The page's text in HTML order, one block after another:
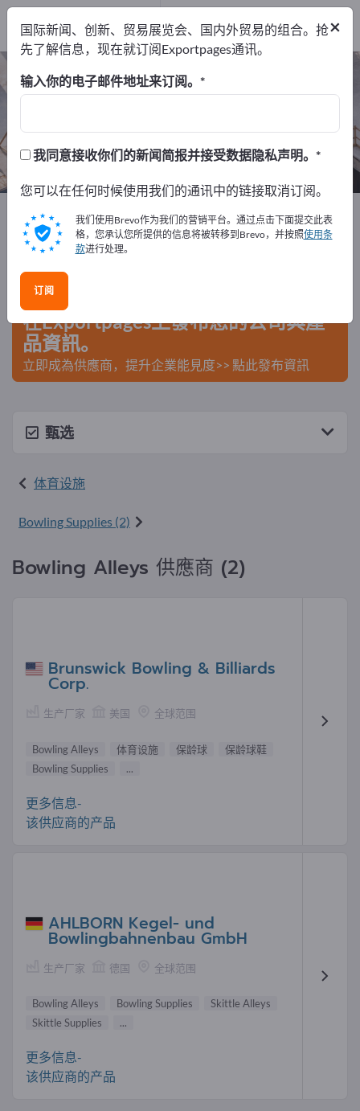
Bowling Alleys – 查找制造商和供应
商
2 2
出口商2
制造商2
Exportpages 体育和休闲 体育设施 Bowling Alleys
在Exportpages免費刊登廣告！
需求 – 供應 – 二手商品 – 商業聯繫 >> 由此開始
在Exportpages上發布您的公司與產
品資訊。
立即成為供應商，提升企業能見度>> 點此發布資訊
甄选
体育设施
Bowling Supplies (2)
Bowling Alleys 供應商 (2)
Brunswick Bowling & Billiards
Corp.
生产厂家 美国 全球范围
Bowling Alleys 体育设施 保龄球
保龄球鞋
Bowling Supplies
...
更多信息-
该供应商的产品
AHLBORN Kegel- und
Bowlingbahnenbau GmbH
生产厂家 德国 全球范围
Bowling Alleys Bowling Supplies
Skittle Alleys
Skittle Supplies
...
更多信息-
该供应商的产品
×
国际新闻、创新、贸易展览会、国内外贸易的组合。抢
先了解信息，现在就订阅Exportpages通讯。
输入你的电子邮件地址来订阅。
我同意接收你们的新闻简报并接受数据隐私声明。
您可以在任何时候使用我们的通讯中的链接取消订阅。
我们使用Brevo作为我们的营销平台。通过点击下面提交此表
格，您承认您所提供的信息将被转移到Brevo，并按照使用条
款进行处理。
订阅